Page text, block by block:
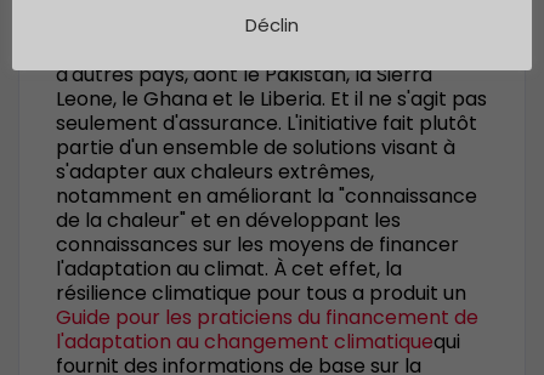
femmes à travers l'Inde cette année.
d'autres pays, dont le Pakistan, la Sierra
Leone, le Ghana et le Liberia. Et il ne s'agit pas
seulement d'assurance. L'initiative fait plutôt
partie d'un ensemble de solutions visant à
s'adapter aux chaleurs extrêmes,
notamment en améliorant la "connaissance
de la chaleur" et en développant les
connaissances sur les moyens de financer
l'adaptation au climat. À cet effet, la
résilience climatique pour tous a produit un
Guide pour les praticiens du financement de
l'adaptation au changement climatiquequi
fournit des informations de base sur la
Déclin